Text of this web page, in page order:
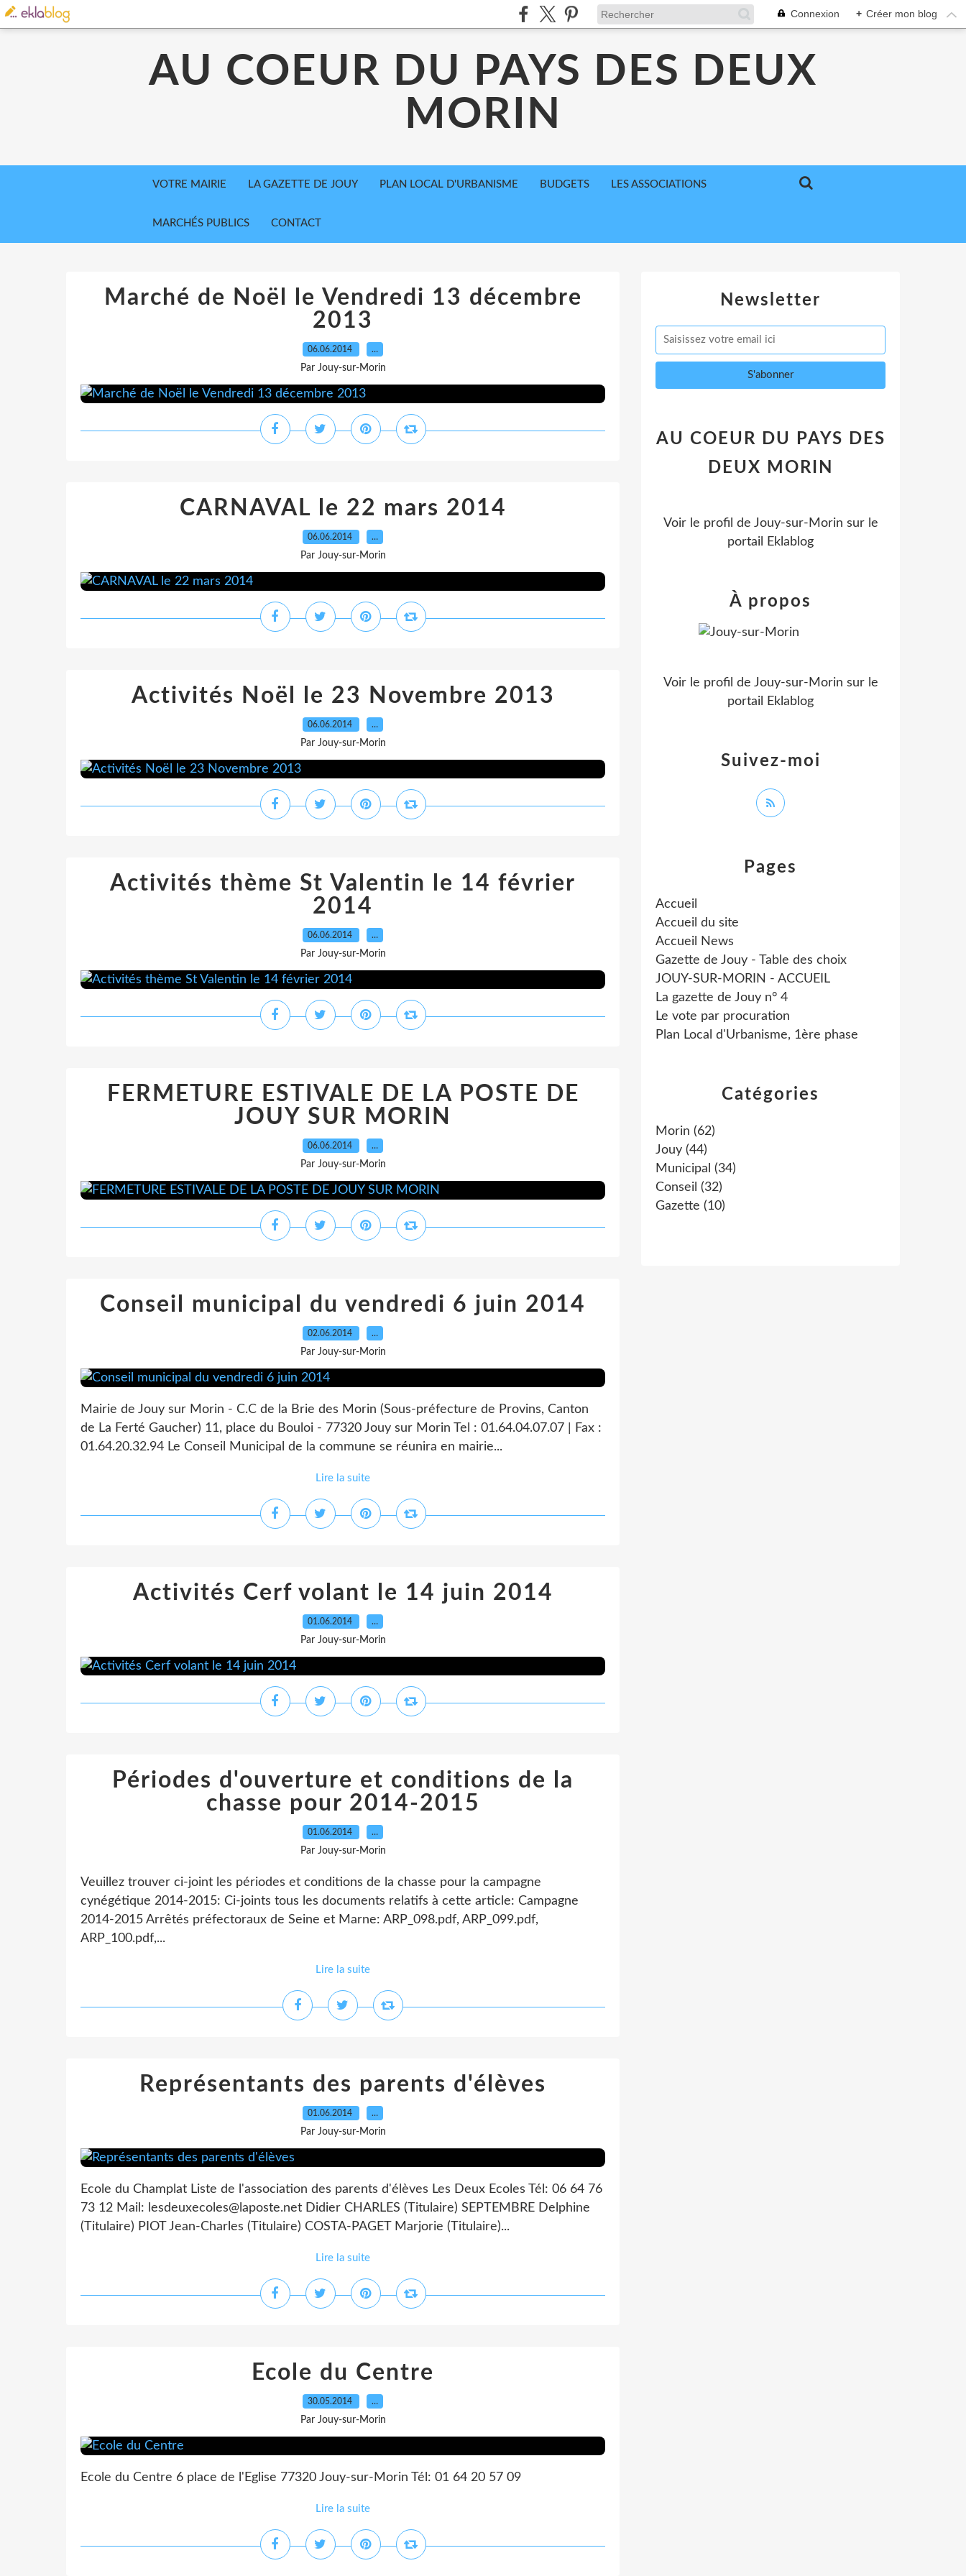
Connexion + Créer mon blog
AU COEUR DU PAYS DES DEUX
MORIN
VOTRE MAIRIE LA GAZETTE DE JOUY PLAN LOCAL D'URBANISME BUDGETS LES ASSOCIATIONS
MARCHÉS PUBLICS CONTACT
Marché de Noël le Vendredi 13 décembre
2013
06.06.2014 …
Par Jouy-sur-Morin
CARNAVAL le 22 mars 2014
06.06.2014 …
Par Jouy-sur-Morin
Activités Noël le 23 Novembre 2013
06.06.2014 …
Par Jouy-sur-Morin
Activités thème St Valentin le 14 février
2014
06.06.2014 …
Par Jouy-sur-Morin
FERMETURE ESTIVALE DE LA POSTE DE
JOUY SUR MORIN
06.06.2014 …
Par Jouy-sur-Morin
Conseil municipal du vendredi 6 juin 2014
02.06.2014 …
Par Jouy-sur-Morin
Mairie de Jouy sur Morin - C.C de la Brie des Morin (Sous-préfecture de Provins, Canton
de La Ferté Gaucher) 11, place du Bouloi - 77320 Jouy sur Morin Tel : 01.64.04.07.07 | Fax :
01.64.20.32.94 Le Conseil Municipal de la commune se réunira en mairie...
Lire la suite
Activités Cerf volant le 14 juin 2014
01.06.2014 …
Par Jouy-sur-Morin
Périodes d'ouverture et conditions de la
chasse pour 2014-2015
01.06.2014 …
Par Jouy-sur-Morin
Veuillez trouver ci-joint les périodes et conditions de la chasse pour la campagne
cynégétique 2014-2015: Ci-joints tous les documents relatifs à cette article: Campagne
2014-2015 Arrêtés préfectoraux de Seine et Marne: ARP_098.pdf, ARP_099.pdf,
ARP_100.pdf,...
Lire la suite
Représentants des parents d'élèves
01.06.2014 …
Par Jouy-sur-Morin
Ecole du Champlat Liste de l'association des parents d'élèves Les Deux Ecoles Tél: 06 64 76
73 12 Mail: lesdeuxecoles@laposte.net Didier CHARLES (Titulaire) SEPTEMBRE Delphine
(Titulaire) PIOT Jean-Charles (Titulaire) COSTA-PAGET Marjorie (Titulaire)...
Lire la suite
Ecole du Centre
30.05.2014 …
Par Jouy-sur-Morin
Ecole du Centre 6 place de l'Eglise 77320 Jouy-sur-Morin Tél: 01 64 20 57 09
Lire la suite
Newsletter
Catégories
Morin (62)
Jouy (44)
Municipal (34)
Conseil (32)
Gazette (10)
Pages
Accueil
Accueil du site
Accueil News
Gazette de Jouy - Table des choix
JOUY-SUR-MORIN - ACCUEIL
La gazette de Jouy n° 4
Le vote par procuration
Plan Local d'Urbanisme, 1ère phase
AU COEUR DU PAYS DES
DEUX MORIN
Voir le profil de Jouy-sur-Morin sur le
portail Eklablog
Suivez-moi
À propos
Voir le profil de Jouy-sur-Morin sur le
portail Eklablog